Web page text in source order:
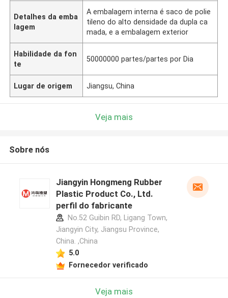
Detalhes da emba
lagem
A embalagem interna é saco de polie
tileno do alto densidade da dupla ca
mada, e a embalagem exterior
Habilidade da fon
te
50000000 partes/partes por Dia
Lugar de origem Jiangsu, China
Veja mais
Sobre nós
Jiangyin Hongmeng Rubber
Plastic Product Co., Ltd.
perfil do fabricante
No.52 Guibin RD, Ligang Town,
Jiangyin City, Jiangsu Province,
China. ,China
5.0
Fornecedor verificado
Veja mais